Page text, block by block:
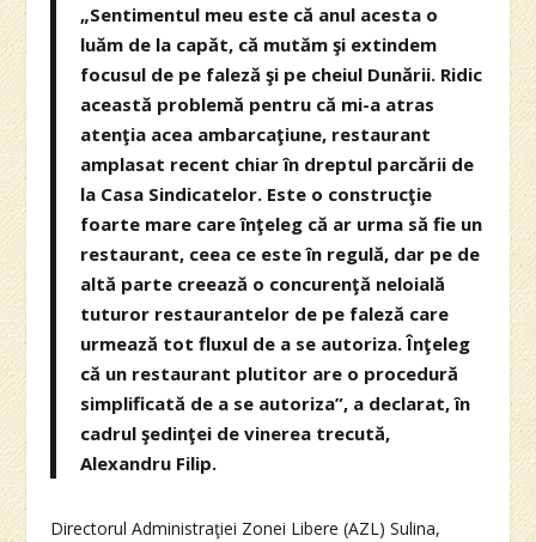
„Sentimentul meu este că anul acesta o
luăm de la capăt, că mutăm şi extindem
focusul de pe faleză şi pe cheiul Dunării. Ridic
această problemă pentru că mi-a atras
atenţia acea ambarcaţiune, restaurant
amplasat recent chiar în dreptul parcării de
la Casa Sindicatelor. Este o construcţie
foarte mare care înţeleg că ar urma să fie un
restaurant, ceea ce este în regulă, dar pe de
altă parte creează o concurenţă neloială
tuturor restaurantelor de pe faleză care
urmează tot fluxul de a se autoriza. Înţeleg
că un restaurant plutitor are o procedură
simplificată de a se autoriza”, a declarat, în
cadrul şedinţei de vinerea trecută,
Alexandru Filip.
Directorul Administraţiei Zonei Libere (AZL) Sulina,